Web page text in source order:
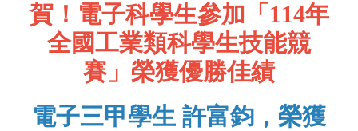
賀！電子科學生參加「114年
全國工業類科學生技能競
賽」榮獲優勝佳績
電子三甲學生 許富鈞，榮獲